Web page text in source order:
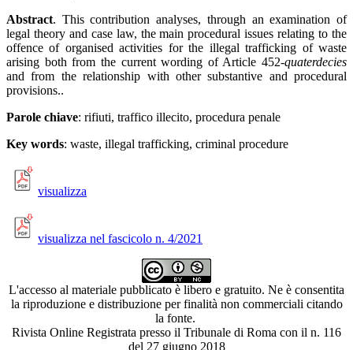
Abstract. This contribution analyses, through an examination of
legal theory and case law, the main procedural issues relating to the
offence of organised activities for the illegal trafficking of waste
arising both from the current wording of Article 452-quaterdecies
and from the relationship with other substantive and procedural
provisions..
Parole chiave: rifiuti, traffico illecito, procedura penale
Key words: waste, illegal trafficking, criminal procedure
visualizza
visualizza nel fascicolo n. 4/2021
L'accesso al materiale pubblicato è libero e gratuito. Ne è consentita
la riproduzione e distribuzione per finalità non commerciali citando
la fonte.
Rivista Online Registrata presso il Tribunale di Roma con il n. 116
del 27 giugno 2018